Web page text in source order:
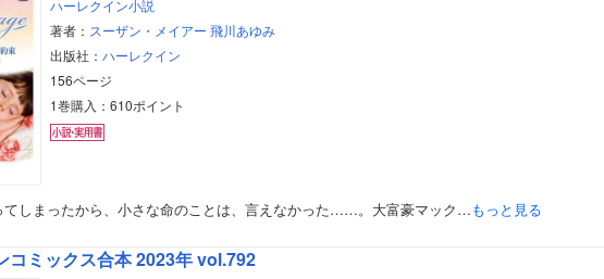
ハーレクイン小説
著者： スーザン・メイアー 飛川あゆみ
出版社： ハーレクイン
156ページ
1巻購入：610ポイント
てしまったから、小さな命のことは、言えなかった……。大富豪マック…もっと見る
コミックス合本 2023年 vol.792